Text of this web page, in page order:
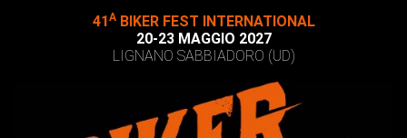
41ABIKER FEST INTERNATIONAL
20-23 MAGGIO 2027
LIGNANO SABBIADORO (UD)